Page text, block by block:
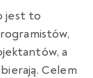
jest to
a
Celem